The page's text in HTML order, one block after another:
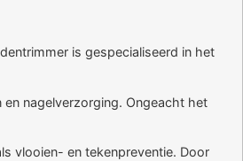
is gespecialiseerd in het
nagelverzorging. Ongeacht het
vlooien- en tekenpreventie. Door